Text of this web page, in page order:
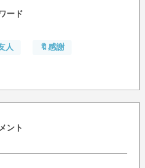
ード
人 🔖感謝
ント